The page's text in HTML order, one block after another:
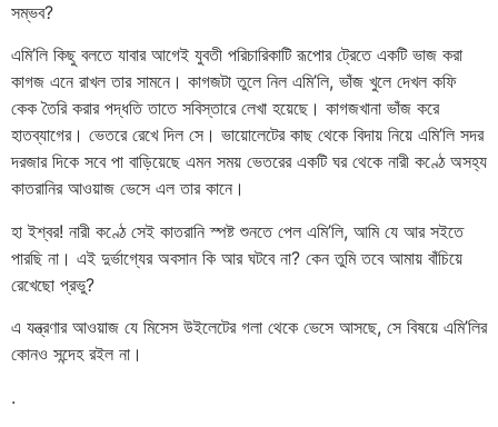
সম্ভব?
এমি’লি কিছু বলতে যাবার আগেই যুবতী পরিচারিকাটি রূপোর ট্রেতে একটি ভাজ করা
কাগজ এনে রাখল তার সামনে। কাগজটা তুলে নিল এমি’লি, ভাঁজ খুলে দেখল কফি
কেক তৈরি করার পদ্ধতি তাতে সবিস্তারে লেখা হয়েছে। কাগজখানা ভাঁজ করে
হাতব্যাগের। ভেতরে রেখে দিল সে। ভায়োলেটের কাছ থেকে বিদায় নিয়ে এমি’লি সদর
দরজার দিকে সবে পা বাড়িয়েছে এমন সময় ভেতরের একটি ঘর থেকে নারী কণ্ঠে অসহ্য
কাতরানির আওয়াজ ভেসে এল তার কানে।
হা ইশ্বর! নারী কণ্ঠে সেই কাতরানি স্পষ্ট শুনতে পেল এমি’লি, আমি যে আর সইতে
পারছি না। এই দুর্ভাগ্যের অবসান কি আর ঘটবে না? কেন তুমি তবে আমায় বাঁচিয়ে
রেখেছো প্রভু?
এ যন্ত্রণার আওয়াজ যে মিসেস উইলেটের গলা থেকে ভেসে আসছে, সে বিষয়ে এমি’লির
কোনও সন্দেহ রইল না।
.